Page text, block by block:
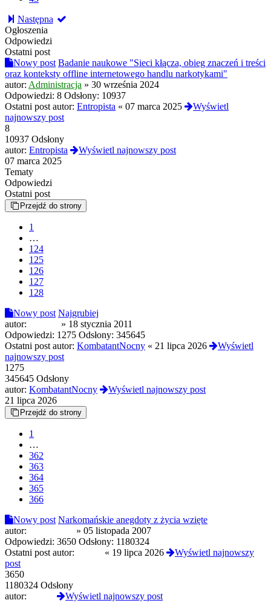
Następna
Ogłoszenia
Odpowiedzi
Ostatni post
Nowy post Badanie naukowe "Sieci kłącza, obieg znaczeń i treści
oraz konteksty offline internetowego handlu narkotykami"
autor: Administracja » 30 września 2024
Odpowiedzi: 8 Odsłony: 10937
Ostatni post autor: Entropista « 07 marca 2025
Wyświetl
najnowszy post
8
10937 Odsłony
autor: Entropista
Wyświetl najnowszy post
07 marca 2025
Tematy
Odpowiedzi
Ostatni post
Przejdź do strony
1
…
124
125
126
127
128
Nowy post Najgrubiej
autor:
» 18 stycznia 2011
Odpowiedzi: 1275 Odsłony: 345645
Ostatni post autor: KombatantNocny « 21 lipca 2026
Wyświetl
najnowszy post
1275
345645 Odsłony
autor: KombatantNocny
Wyświetl najnowszy post
21 lipca 2026
Przejdź do strony
1
…
362
363
364
365
366
Nowy post Narkomańskie anegdoty z życia wzięte
autor:
» 05 listopada 2007
Odpowiedzi: 3650 Odsłony: 1180324
Ostatni post autor:
« 19 lipca 2026
Wyświetl najnowszy
post
3650
1180324 Odsłony
autor:
Wyświetl najnowszy post